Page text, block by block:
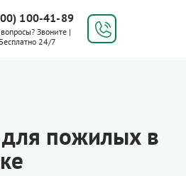
100-41-89
вопросы? Звоните |
Бесплатно 24/7
пожилых в